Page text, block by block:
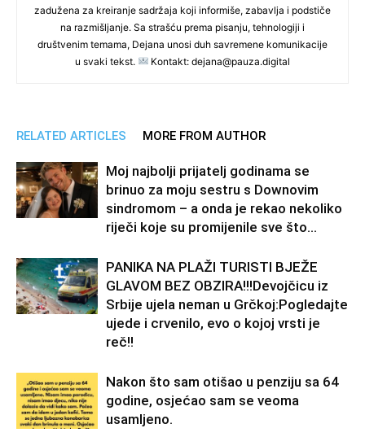
zadužena za kreiranje sadržaja koji informiše, zabavlja i podstiče
na razmišljanje. Sa strašću prema pisanju, tehnologiji i
društvenim temama, Dejana unosi duh savremene komunikacije
u svaki tekst.
Kontakt: dejana@pauza.digital
RELATED ARTICLES MORE FROM AUTHOR
Moj najbolji prijatelj godinama se
brinuo za moju sestru s Downovim
sindromom – a onda je rekao nekoliko
riječi koje su promijenile sve što...
PANIKA NA PLAŽI TURISTI BJEŽE
GLAVOM BEZ OBZIRA!!!Devojčicu iz
Srbije ujela neman u Grčkoj:Pogledajte
ujede i crvenilo, evo o kojoj vrsti je
reč!!
Nakon što sam otišao u penziju sa 64
godine, osjećao sam se veoma
usamljeno.